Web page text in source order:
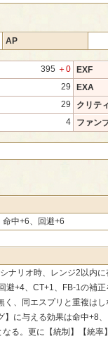
AP
395 ＋0 EXF
29 EXA
29 クリテ
4 ファン
命中+6、回避+6
ナリオ時、レンジ2以内に
避+4、CT+1、FB-1の補
く、同エスプリと重複は
】に与える効果は命中+8
なる。更に【統制】【統率